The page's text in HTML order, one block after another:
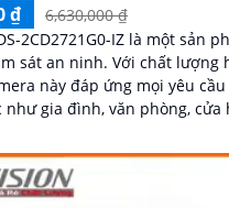
₫
6,630,000 ₫
2CD2721G0-IZ là một sản
lượng hình ảnh sắc nét và độ phân
này đáp ứng mọi yêu
như gia đình, văn phòng, cửa